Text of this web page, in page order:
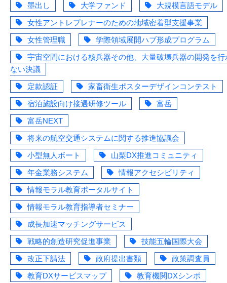
墨出し
大学ファンド
大規模言語モデル
女性アントレプレナーのための地域密着型支援事業
女性管理職
学際領域展開ハブ形成プログラム
宇宙空間における核兵器その他、大量破壊兵器の開発を行
ない決議
定款認証
家畜衛生ポスターデザインコンテスト
宿泊施設向け接遇研修ツール
富岳
富岳NEXT
将来の航空交通システムに関する推進協議会
小型無人ボート
山梨DX推進コミュニティ
年金業務システム
情報アクセシビリティ
情報モラル教育ポータルサイト
情報モラル教育指導者セミナー
成長加速マッチングサービス
戦略的創造研究促進事業
技能五輪国際大会
改正下請法
政府提出書類
政策調査員
教育DXサービスマップ
教育機関DXシンポ